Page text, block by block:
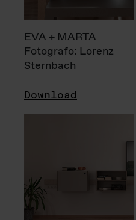
EVA + MARTA
Fotografo: Lorenz
Sternbach
Download